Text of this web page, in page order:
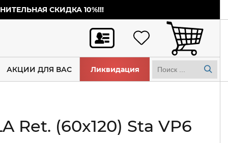
СКИДКА 10%!!!
АКЦИИ ДЛЯ ВАС Ликвидация
Ret. (60x120) Sta VP6